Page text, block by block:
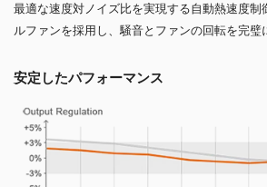
最適な速度対ノイズ比を実現する自動熱速度制
ルファンを採用し、騒音とファンの回転を完璧
安定したパフォーマンス